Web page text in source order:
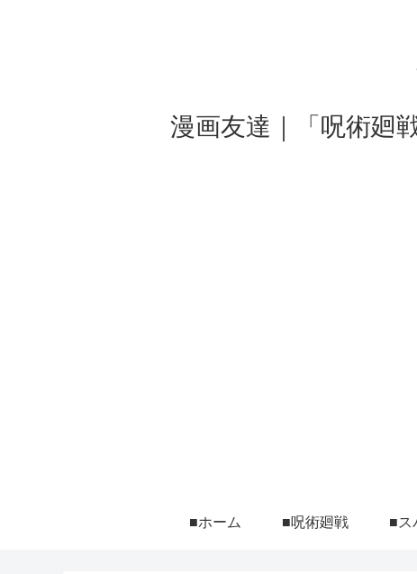
漫画友達｜「呪術廻
■ホーム ■呪術廻戦 ■ス